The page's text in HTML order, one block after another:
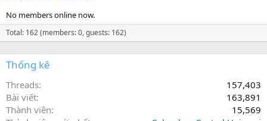
No members online now.
Total: 162 (members: 0, guests: 162)
Thống kê
Threads
157,403
Bài viết
163,891
Thành viên
15,569